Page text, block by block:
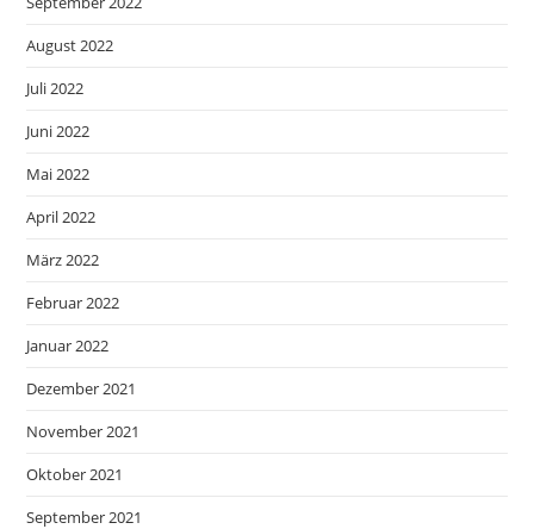
August 2022
Juli 2022
Juni 2022
Mai 2022
April 2022
März 2022
Februar 2022
Januar 2022
Dezember 2021
November 2021
Oktober 2021
September 2021